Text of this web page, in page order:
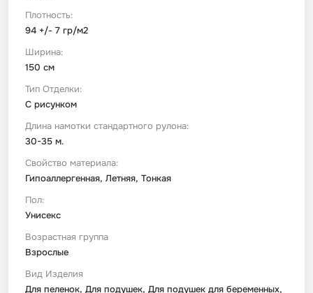
Плотность:
94 +/- 7 гр/м2
Ширина:
150 см
Тип Отделки:
С рисунком
Длина намотки стандартного рулона:
30-35 м.
Свойство материала:
Гипоаллергенная, Летняя, Тонкая
Пол:
Унисекс
Возрастная группа
Взрослые
Вид Изделия
Для пеленок, Для подушек, Для подушек для беременных,